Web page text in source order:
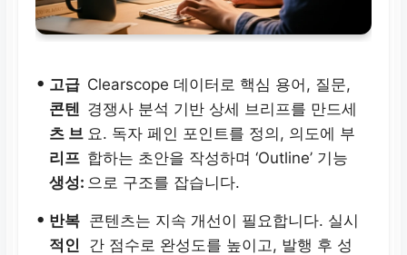
• 고급
콘텐
츠 브
리프
생성:
Clearscope 데이터로 핵심 용어, 질문,
경쟁사 분석 기반 상세 브리프를 만드세
요. 독자 페인 포인트를 정의, 의도에 부
합하는 초안을 작성하며 ‘Outline’ 기능
으로 구조를 잡습니다.
• 반복
적인
콘텐츠는 지속 개선이 필요합니다. 실시
간 점수로 완성도를 높이고, 발행 후 성